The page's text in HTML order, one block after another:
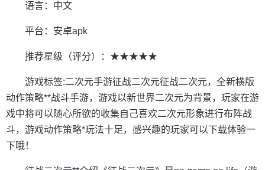
语言：中文
平台：安卓apk
推荐星级（评分）：★★★★★
游戏标签:二次元手游征战二次元征战二次元，全新横版
动作策略**战斗手游，游戏以新世界二次元为背景，玩家在游
戏中将可以随心所欲的收集自己喜欢二次元形象进行布阵战
斗，游戏动作策略*玩法十足，感兴趣的玩家可以下载体验一
下哦！